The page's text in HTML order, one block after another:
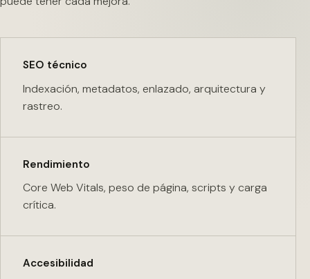
SEO técnico
Indexación, metadatos, enlazado, arquitectura y
rastreo.
Rendimiento
Core Web Vitals, peso de página, scripts y carga
crítica.
Accesibilidad